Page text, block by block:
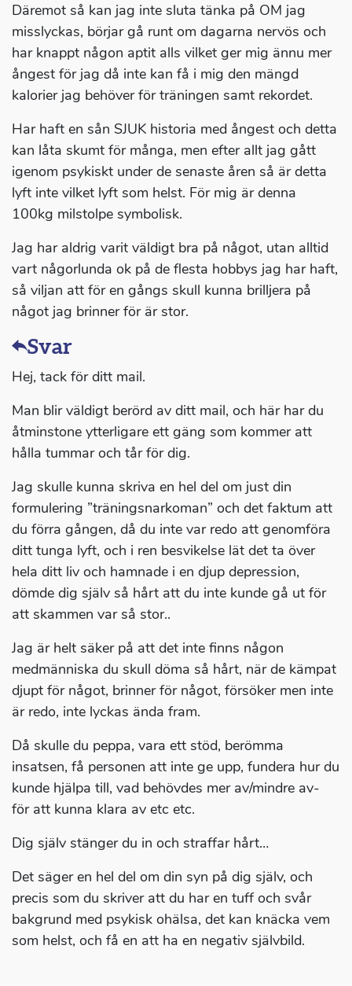
Däremot så kan jag inte sluta tänka på OM jag
misslyckas, börjar gå runt om dagarna nervös och
har knappt någon aptit alls vilket ger mig ännu mer
ångest för jag då inte kan få i mig den mängd
kalorier jag behöver för träningen samt rekordet.
Har haft en sån SJUK historia med ångest och detta
kan låta skumt för många, men efter allt jag gått
igenom psykiskt under de senaste åren så är detta
lyft inte vilket lyft som helst. För mig är denna
100kg milstolpe symbolisk.
Jag har aldrig varit väldigt bra på något, utan alltid
vart någorlunda ok på de flesta hobbys jag har haft,
så viljan att för en gångs skull kunna brilljera på
något jag brinner för är stor.
Svar
Hej, tack för ditt mail.
Man blir väldigt berörd av ditt mail, och här har du
åtminstone ytterligare ett gäng som kommer att
hålla tummar och tår för dig.
Jag skulle kunna skriva en hel del om just din
formulering ”träningsnarkoman” och det faktum att
du förra gången, då du inte var redo att genomföra
ditt tunga lyft, och i ren besvikelse lät det ta över
hela ditt liv och hamnade i en djup depression,
dömde dig själv så hårt att du inte kunde gå ut för
att skammen var så stor..
Jag är helt säker på att det inte finns någon
medmänniska du skull döma så hårt, när de kämpat
djupt för något, brinner för något, försöker men inte
är redo, inte lyckas ända fram.
Då skulle du peppa, vara ett stöd, berömma
insatsen, få personen att inte ge upp, fundera hur du
kunde hjälpa till, vad behövdes mer av/mindre av-
för att kunna klara av etc etc.
Dig själv stänger du in och straffar hårt…
Det säger en hel del om din syn på dig själv, och
precis som du skriver att du har en tuff och svår
bakgrund med psykisk ohälsa, det kan knäcka vem
som helst, och få en att ha en negativ självbild.